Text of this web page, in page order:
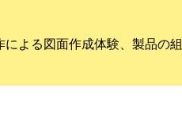
よる図面作成体験、製品の